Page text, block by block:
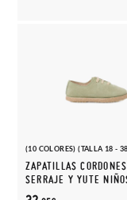
(10 COLORES) (TALLA 18 -
ZAPATILLAS CORDONES
SERRAJE Y YUTE